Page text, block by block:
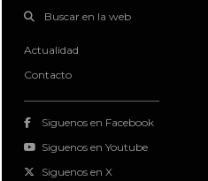
Buscar en la web
Actualidad
Contacto
Siguenos en Facebook
Siguenos en Youtube
Siguenos en X